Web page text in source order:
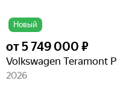
Новый
от5 749 000 ₽
2026